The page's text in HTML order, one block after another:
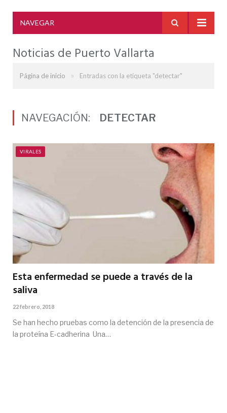
NAVEGAR
Noticias de Puerto Vallarta
Página de inicio » Entradas con la etiqueta "detectar"
NAVEGACIÓN: DETECTAR
VIRALES
Esta enfermedad se puede a través de la
saliva
22 febrero, 2018
Se han hecho pruebas como la detención de la presencia de
la proteína E-cadherina Una…